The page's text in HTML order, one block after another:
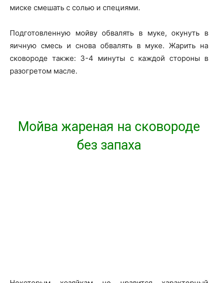
миске смешать с солью и специями.
Подготовленную мойву обвалять в муке, окунуть в
яичную смесь и снова обвалять в муке. Жарить на
сковороде также: 3-4 минуты с каждой стороны в
разогретом масле.
Мойва жареная на сковороде
без запаха